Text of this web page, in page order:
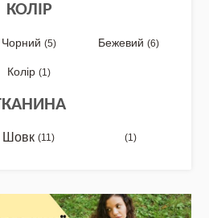
«Шедеври української
КОЛІР
Чорний (5) Бежевий(6)
Колір (1)
Шовк(11) (1)